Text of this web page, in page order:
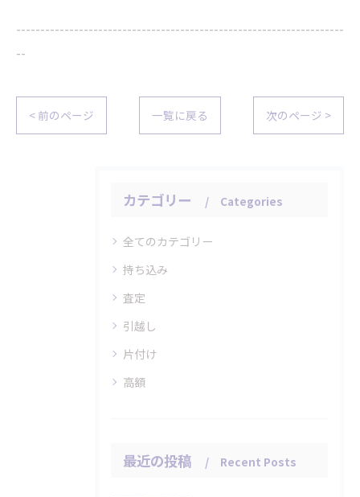
--------------------------------------------------------------------
--
< 前のページ 一覧に戻る 次のページ >
カテゴリー Categories
全てのカテゴリー
持ち込み
査定
引越し
片付け
高額
最近の投稿 Recent Posts